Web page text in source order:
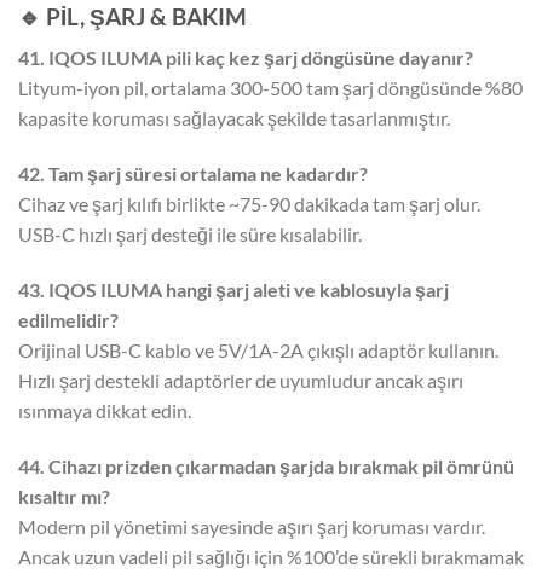
🔹 PİL, ŞARJ & BAKIM
41. IQOS ILUMA pili kaç kez şarj döngüsüne dayanır?
Lityum-iyon pil, ortalama 300-500 tam şarj döngüsünde %80
kapasite koruması sağlayacak şekilde tasarlanmıştır.
42. Tam şarj süresi ortalama ne kadardır?
Cihaz ve şarj kılıfı birlikte ~75-90 dakikada tam şarj olur.
USB-C hızlı şarj desteği ile süre kısalabilir.
43. IQOS ILUMA hangi şarj aleti ve kablosuyla şarj
edilmelidir?
Orijinal USB-C kablo ve 5V/1A-2A çıkışlı adaptör kullanın.
Hızlı şarj destekli adaptörler de uyumludur ancak aşırı
ısınmaya dikkat edin.
44. Cihazı prizden çıkarmadan şarjda bırakmak pil ömrünü
kısaltır mı?
Modern pil yönetimi sayesinde aşırı şarj koruması vardır.
Ancak uzun vadeli pil sağlığı için %100’de sürekli bırakmamak